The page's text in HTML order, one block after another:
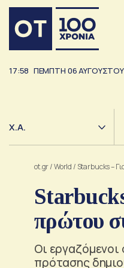
17:58 ΠΕΜΠΤΗ 06ΑΥΓΟΥΣΤΟΥ
Χ.Α.
ot.gr/World / Starbucks –
πρώτου
Οι
πρότασης